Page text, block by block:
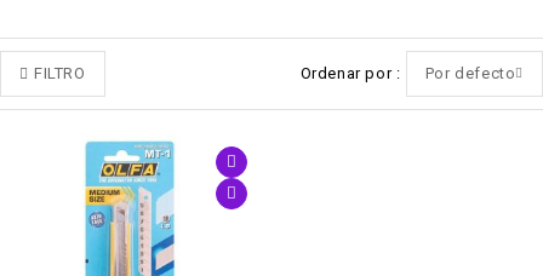
FILTRO Ordenar por Por defecto